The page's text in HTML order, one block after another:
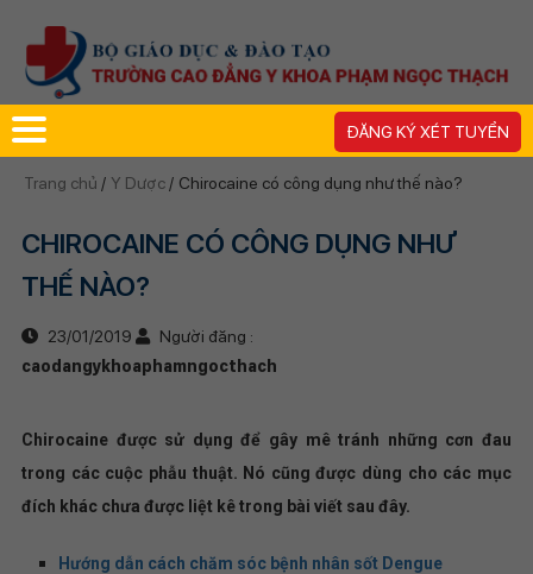
ĐĂNG KÝ XÉT TUYỂN
Trang chủ / Y Dược/ Chirocaine có công dụng như thế nào?
CHIROCAINE CÓ CÔNG DỤNG NHƯ
THẾ NÀO?
23/01/2019
Người đăng :
caodangykhoaphamngocthach
Chirocaine được sử dụng để gây mê tránh những cơn đau
trong các cuộc phẫu thuật. Nó cũng được dùng cho các mục
đích khác chưa được liệt kê trong bài viết sau đây.
Hướng dẫn cách chăm sóc bệnh nhân sốt Dengue